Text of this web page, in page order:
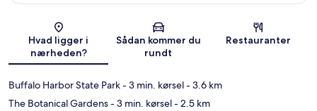
Kort
Hvad ligger i
nærheden?
Sådan kommer du
rundt
Restauranter
Buffalo Harbor State Park- 3 min. kørsel- 3.6 km
The Botanical Gardens- 3 min. kørsel- 2.5 km